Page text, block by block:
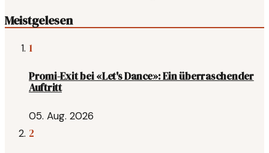
Meistgelesen
1
Promi-Exit bei «Let's Dance»: Ein überraschender
Auftritt
05. Aug. 2026
2